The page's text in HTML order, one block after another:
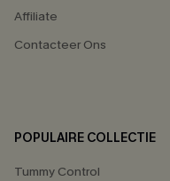
Affiliate
Contacteer Ons
POPULAIRE COLLECTIE
Tummy Control